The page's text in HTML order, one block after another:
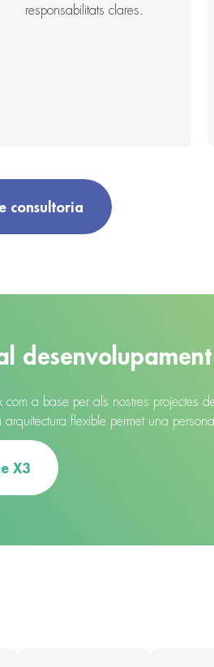
responsabilitats clares.
consultoria
a base per als nostres projectes
flexible permet una
X3